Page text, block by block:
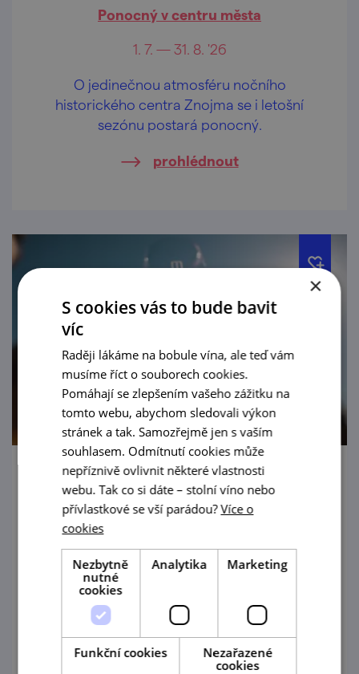
Ponocný v centru města
1. 7. — 31. 8. '26
O jedinečnou atmosféru nočního
historického centra Znojma se i letošní
sezónu postará ponocný.
prohlédnout
Festival Znojemských vín 2026
5. 9. '26
Festival Znojemských vín proběhne i letos
první zářijovou sobotu v samém srdci
historického centra města Znojma, a to na
vyhlídkové terase u rotundy sv. Kateřiny.
prohlédnout
×
S cookies vás to bude bavit
víc
Raději lákáme na bobule vína, ale teď vám
musíme říct o souborech cookies.
Pomáhají se zlepšením vašeho zážitku na
tomto webu, abychom sledovali výkon
stránek a tak. Samozřejmě jen s vaším
souhlasem. Odmítnutí cookies může
nepříznivě ovlivnit některé vlastnosti
webu. Tak co si dáte – stolní víno nebo
přívlastkové se vší parádou?Více o
cookies
Nezbytně
nutné
cookies
Analytika Marketing
Funkční cookies
Nezařazené
cookies